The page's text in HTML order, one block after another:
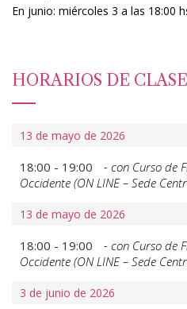
En junio: miércoles 3 a las 18:00
HORARIOS DE CLASE
13 de mayo de 2026
18:00 - 19:00
- con Curso de
Occidente (ON LINE – Sede
13 de mayo de 2026
18:00 - 19:00
- con Curso de
Occidente (ON LINE – Sede
3 de junio de 2026